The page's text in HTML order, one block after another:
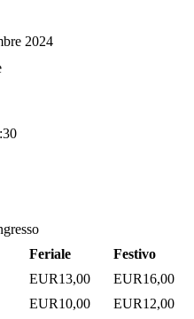
2024
Feriale
Festivo
EUR13,00
EUR16,00
EUR10,00
EUR12,00